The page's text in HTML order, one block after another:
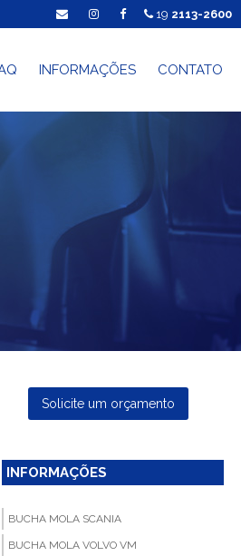
19 2113-2600
INFORMAÇÕES CONTATO
Solicite um orçamento
INFORMAÇÕES
BUCHA MOLA SCANIA
BUCHA MOLA VOLVO VM